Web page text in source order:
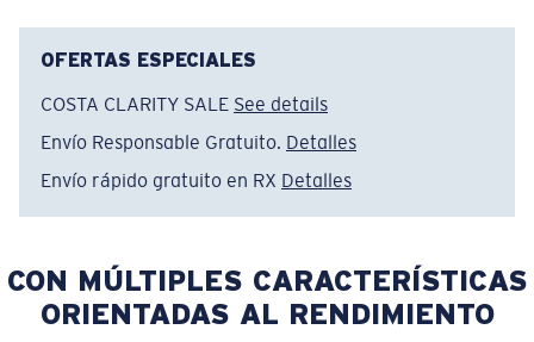
Nombre del modelo: Surf Silhouettes
Color:Barro Rojo
Tamaño:M
OFERTAS ESPECIALES
COSTA CLARITY SALE See details
Envío Responsable Gratuito. Detalles
Envío rápido gratuito en RX Detalles
CON MÚLTIPLES CARACTERÍSTICAS
ORIENTADAS AL RENDIMIENTO